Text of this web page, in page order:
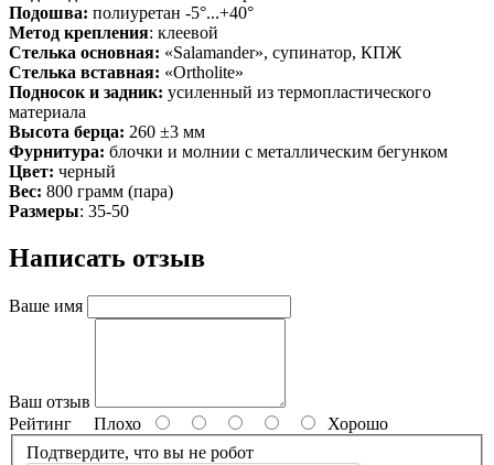
Подошва: полиуретан -5°...+40°
Метод крепления: клеевой
Стелька основная: «Salamander», супинатор, КПЖ
Стелька вставная: «Ortholite»
Подносок и задник: усиленный из термопластического
материала
Высота берца: 260 ±3 мм
Фурнитура: блочки и молнии с металлическим бегунком
Цвет: черный
Вес: 800 грамм (пара)
Размеры: 35-50
Написать отзыв
Ваше имя
Ваш отзыв
Рейтинг Плохо
Хорошо
Подтвердите, что вы не робот